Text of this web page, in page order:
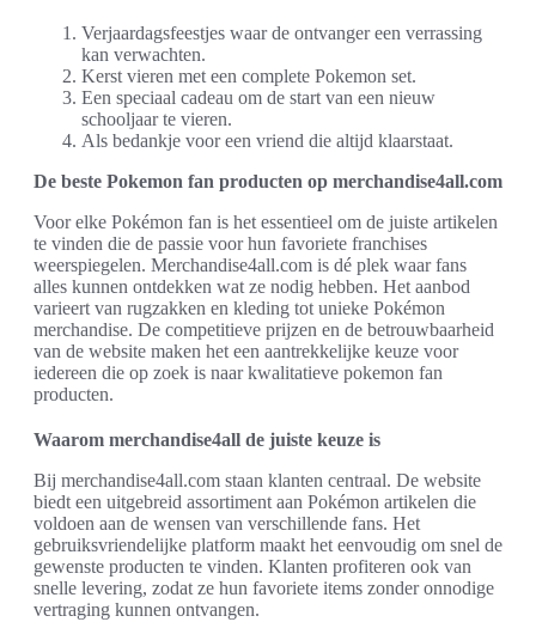
Verjaardagsfeestjes waar de ontvanger een verrassing
kan verwachten.
Kerst vieren met een complete Pokemon set.
Een speciaal cadeau om de start van een nieuw
schooljaar te vieren.
Als bedankje voor een vriend die altijd klaarstaat.
De beste Pokemon fan producten op merchandise4all.com
Voor elke Pokémon fan is het essentieel om de juiste artikelen
te vinden die de passie voor hun favoriete franchises
weerspiegelen. Merchandise4all.com is dé plek waar fans
alles kunnen ontdekken wat ze nodig hebben. Het aanbod
varieert van rugzakken en kleding tot unieke Pokémon
merchandise. De competitieve prijzen en de betrouwbaarheid
van de website maken het een aantrekkelijke keuze voor
iedereen die op zoek is naar kwalitatieve pokemon fan
producten.
Waarom merchandise4all de juiste keuze is
Bij merchandise4all.com staan klanten centraal. De website
biedt een uitgebreid assortiment aan Pokémon artikelen die
voldoen aan de wensen van verschillende fans. Het
gebruiksvriendelijke platform maakt het eenvoudig om snel de
gewenste producten te vinden. Klanten profiteren ook van
snelle levering, zodat ze hun favoriete items zonder onnodige
vertraging kunnen ontvangen.